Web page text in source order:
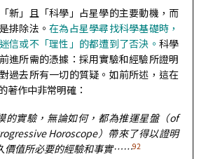
新」且「科學」占星學的主要動機，而
排除法。在為占星學尋找科學基礎時，
信或不「理性」的都遭到了否決。 科學
進所需的憑據：採用實驗和經驗所證明
過去所有一切的質疑。如前所述，這在
著作中非常明確：
的實驗，無論如何，都為推運星盤（of
Horoscope）帶來了得以證明
價值所必要的經驗和事實……92